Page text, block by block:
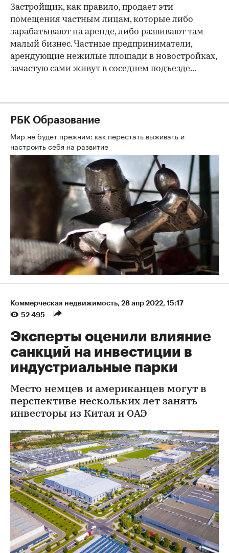
Застройщик, как правило, продает эти
помещения частным лицам, которые либо
зарабатывают на аренде, либо развивают там
малый бизнес. Частные предприниматели,
арендующие нежилые площади в новостройках,
зачастую сами живут в соседнем подъезде...
РБК Образование
Мир не будет прежним: как перестать выживать и
настроить себя на развитие
Коммерческая недвижимость 28 апр 2022, 15:17
52 495
Эксперты оценили влияние
санкций на инвестиции в
индустриальные парки
Место немцев и американцев могут в
перспективе нескольких лет занять
инвесторы из Китая и ОАЭ